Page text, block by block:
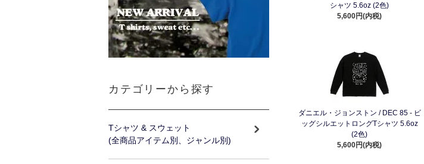
シャツ 5.6oz (2色)
5,600円(内税)
ダニエル・ジョンストン / DEC 85 - ビ
ッグシルエットロングTシャツ 5.6oz
(2色)
5,600円(内税)
カテゴリーから探す
Tシャツ & スウェット
(全商品アイテム別、ジャンル別)